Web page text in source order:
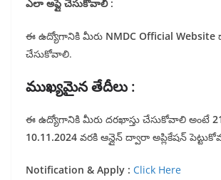
ఎలా అప్లై చేసుకోవాలి :
ఈ ఉద్యోగానికి మీరు NMDC Official Website
చేసుకోవాలి.
ముఖ్యమైన తేదీలు :
ఈ ఉద్యోగానికి మీరు దరఖాస్తు చేసుకోవాలి అంటే
10.11.2024 వరకి ఆన్లైన్ ద్వారా అప్లికేషన్
Notification & Apply : Click Here